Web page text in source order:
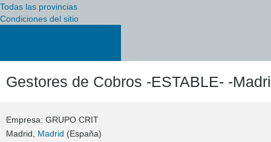
Todas las provincias
Condiciones del sitio
Gestores de Cobros -ESTABLE- -
Empresa: GRUPO CRIT
Madrid, Madrid (España)